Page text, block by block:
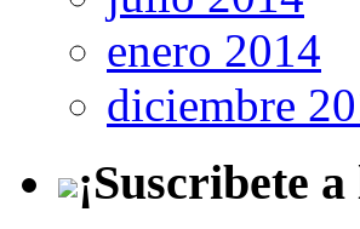
enero 2014
diciembre
¡Suscribete